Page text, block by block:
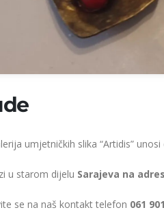
umjetničkih slika “Artidis”
u starom dijelu Sarajeva na
se na naš kontakt telefon 061